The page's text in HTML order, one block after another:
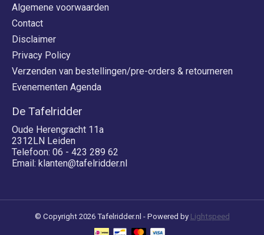
Algemene voorwaarden
Contact
Disclaimer
Privacy Policy
Verzenden van bestellingen/pre-orders & retourneren
Evenementen Agenda
De Tafelridder
Oude Herengracht 11a
2312LN Leiden
Telefoon: 06 - 423 289 62
Email: klanten@tafelridder.nl
© Copyright 2026 Tafelridder.nl - Powered by Lightspeed